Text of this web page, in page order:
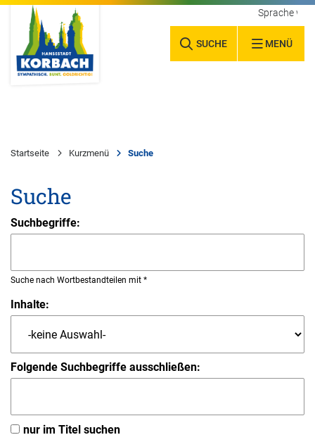
SUCHE MENÜ
Sprache
Startseite Kurzmenü Suche
Suche
Suchbegriffe:
Suche nach Wortbestandteilen mit *
Inhalte:
Folgende Suchbegriffe ausschließen:
nur im Titel suchen